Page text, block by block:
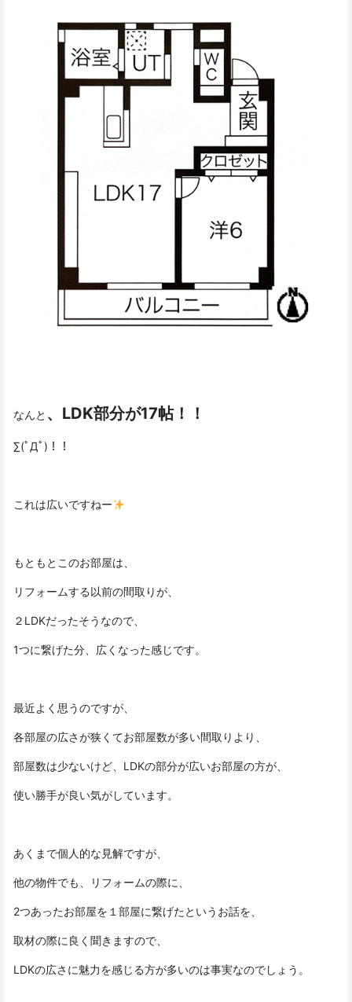
なんと 、LDK部分が17帖！！
∑(ﾟДﾟ)！！
これは広いですねー
もともとこのお部屋は、
リフォームする以前の間取りが、
２LDKだったそうなので、
1つに繋げた分、広くなった感じです。
最近よく思うのですが、
各部屋の広さが狭くてお部屋数が多い間取りより、
部屋数は少ないけど、LDKの部分が広いお部屋の方が、
使い勝手が良い気がしています。
あくまで個人的な見解ですが、
他の物件でも、リフォームの際に、
2つあったお部屋を１部屋に繋げたというお話を、
取材の際に良く聞きますので、
LDKの広さに魅力を感じる方が多いのは事実なのでしょう。